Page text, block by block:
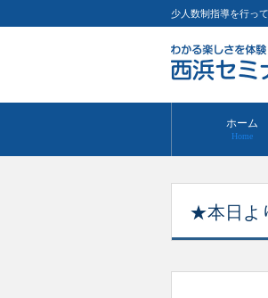
少人数制指導を行っ
ホーム
Home
★本日よ